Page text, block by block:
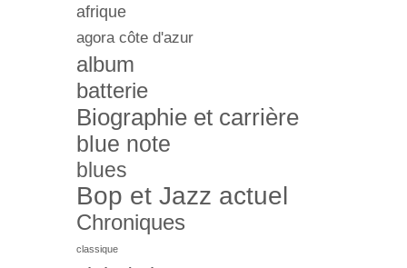
afrique
agora côte d'azur
album
batterie
Biographie et carrière
blue note
blues
Bop et Jazz actuel
Chroniques
classique